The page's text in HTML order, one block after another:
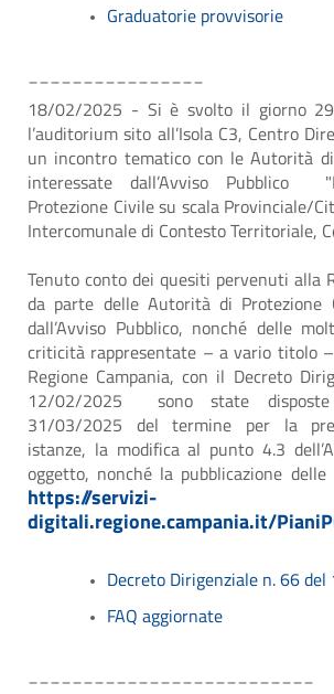
Graduatorie provvisorie
18/02/2025 - Si è svolto il giorno
l’auditorium sito all’Isola C3, Centro
un incontro tematico con le Autorità
interessate dall’Avviso Pubblico
Protezione Civile su scala Provinciale/
Intercomunale di Contesto Territoriale,
Tenuto conto dei quesiti pervenuti alla
da parte delle Autorità di Protezione
dall’Avviso Pubblico, nonché delle
criticità rappresentate – a vario titolo
Regione Campania, con il Decreto
12/02/2025 sono state
31/03/2025 del termine per la
istanze, la modifica al punto 4.3
oggetto, nonché la pubblicazione delle
https://servizi-
digitali.regione.campania.it/
Decreto Dirigenziale n. 66
FAQ aggiornate